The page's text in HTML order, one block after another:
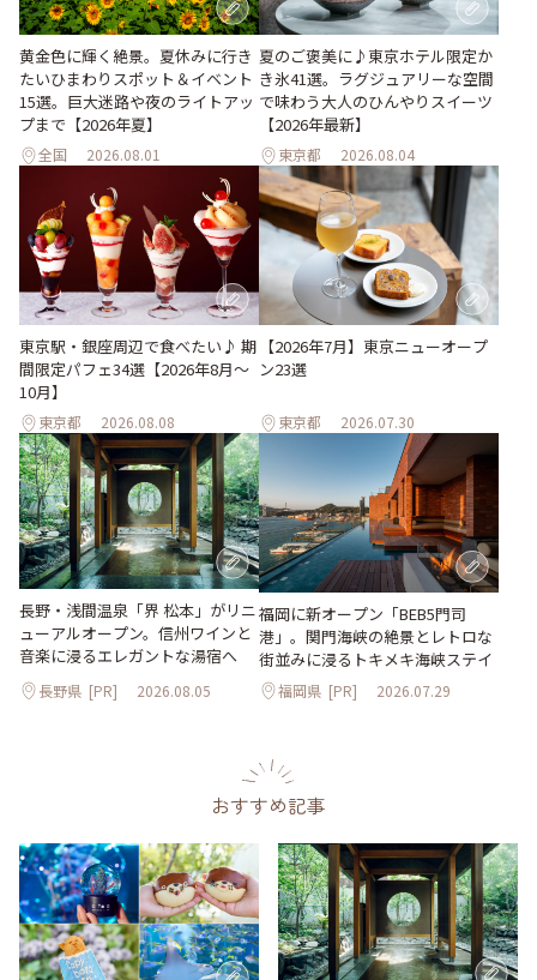
黄金色に輝く絶景。夏休みに行き
たいひまわりスポット＆イベント
15選。巨大迷路や夜のライトアッ
プまで【2026年夏】
全国 2026.08.01
夏のご褒美に♪東京ホテル限定か
き氷41選。ラグジュアリーな空間
で味わう大人のひんやりスイーツ
【2026年最新】
東京都 2026.08.04
東京駅・銀座周辺で食べたい♪ 期
間限定パフェ34選【2026年8月～
10月】
東京都 2026.08.08
【2026年7月】東京ニューオープ
ン23選
東京都 2026.07.30
長野・浅間温泉「界 松本」がリニ
ューアルオープン。信州ワインと
音楽に浸るエレガントな湯宿へ
長野県 [PR] 2026.08.05
福岡に新オープン「BEB5門司
港」。関門海峡の絶景とレトロな
街並みに浸るトキメキ海峡ステイ
福岡県 [PR] 2026.07.29
おすすめ記事